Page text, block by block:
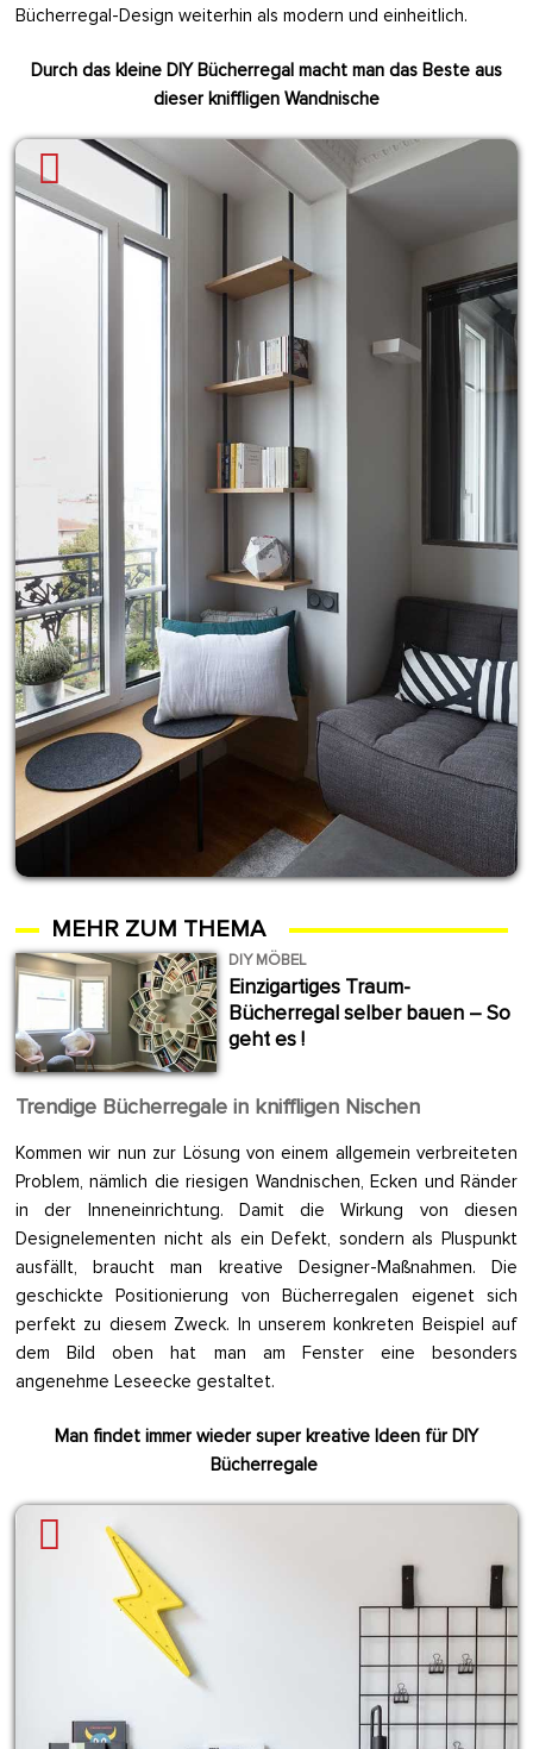
Bücherregal-Design weiterhin als modern und einheitlich.
Durch das kleine DIY Bücherregal macht man das Beste aus
dieser kniffligen Wandnische
MEHR ZUM THEMA
DIY MÖBEL
Einzigartiges Traum-
Bücherregal selber bauen – So
geht es !
Trendige Bücherregale in kniffligen Nischen
Kommen wir nun zur Lösung von einem allgemein verbreiteten
Problem, nämlich die riesigen Wandnischen, Ecken und Ränder
in der Inneneinrichtung. Damit die Wirkung von diesen
Designelementen nicht als ein Defekt, sondern als Pluspunkt
ausfällt, braucht man kreative Designer-Maßnahmen. Die
geschickte Positionierung von Bücherregalen eigenet sich
perfekt zu diesem Zweck. In unserem konkreten Beispiel auf
dem Bild oben hat man am Fenster eine besonders
angenehme Leseecke gestaltet.
Man findet immer wieder super kreative Ideen für DIY
Bücherregale